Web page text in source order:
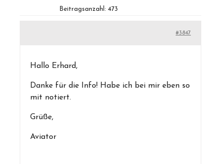
Beitragsanzahl: 473
#3847
Hallo Erhard,
Danke für die Info! Habe ich bei mir eben so
mit notiert.
Grüße,
Aviator